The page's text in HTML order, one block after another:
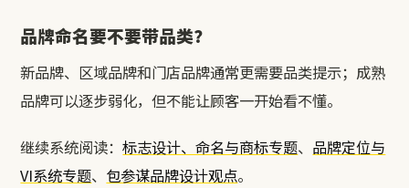
品牌命名要不要带品类？
新品牌、区域品牌和门店品牌通常更需要品类提示；成熟
品牌可以逐步弱化，但不能让顾客一开始看不懂。
继续系统阅读：标志设计、命名与商标专题、 品牌定位与
VI系统专题、 包参谋品牌设计观点。